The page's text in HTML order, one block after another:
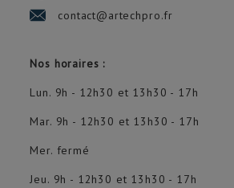
contact@artechpro.fr
Nos horaires :
Lun. 9h - 12h30 et 13h30 - 17h
Mar. 9h - 12h30 et 13h30 - 17h
Mer. fermé
Jeu. 9h - 12h30 et 13h30 - 17h